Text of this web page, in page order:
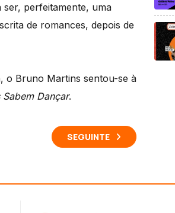
perfeitamente, uma
de romances, depois de
o Bruno Martins sentou-se à
Sabem Dançar.
SEGUINTE